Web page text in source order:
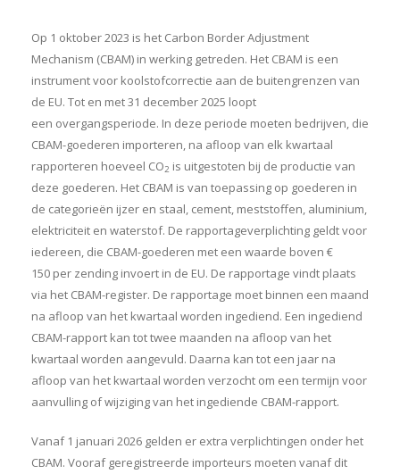
Op 1 oktober 2023 is het Carbon Border Adjustment
Mechanism (CBAM) in werking getreden. Het CBAM is een
instrument voor koolstofcorrectie aan de buitengrenzen van
de EU. Tot en met 31 december 2025 loopt
een overgangsperiode. In deze periode moeten bedrijven, die
CBAM-goederen importeren, na afloop van elk kwartaal
rapporteren hoeveel CO2 is uitgestoten bij de productie van
deze goederen. Het CBAM is van toepassing op goederen in
de categorieën ijzer en staal, cement, meststoffen, aluminium,
elektriciteit en waterstof. De rapportageverplichting geldt voor
iedereen, die CBAM-goederen met een waarde boven €
150 per zending invoert in de EU. De rapportage vindt plaats
via het CBAM-register. De rapportage moet binnen een maand
na afloop van het kwartaal worden ingediend. Een ingediend
CBAM-rapport kan tot twee maanden na afloop van het
kwartaal worden aangevuld. Daarna kan tot een jaar na
afloop van het kwartaal worden verzocht om een termijn voor
aanvulling of wijziging van het ingediende CBAM-rapport.
Vanaf 1 januari 2026 gelden er extra verplichtingen onder het
CBAM. Vooraf geregistreerde importeurs moeten vanaf dit